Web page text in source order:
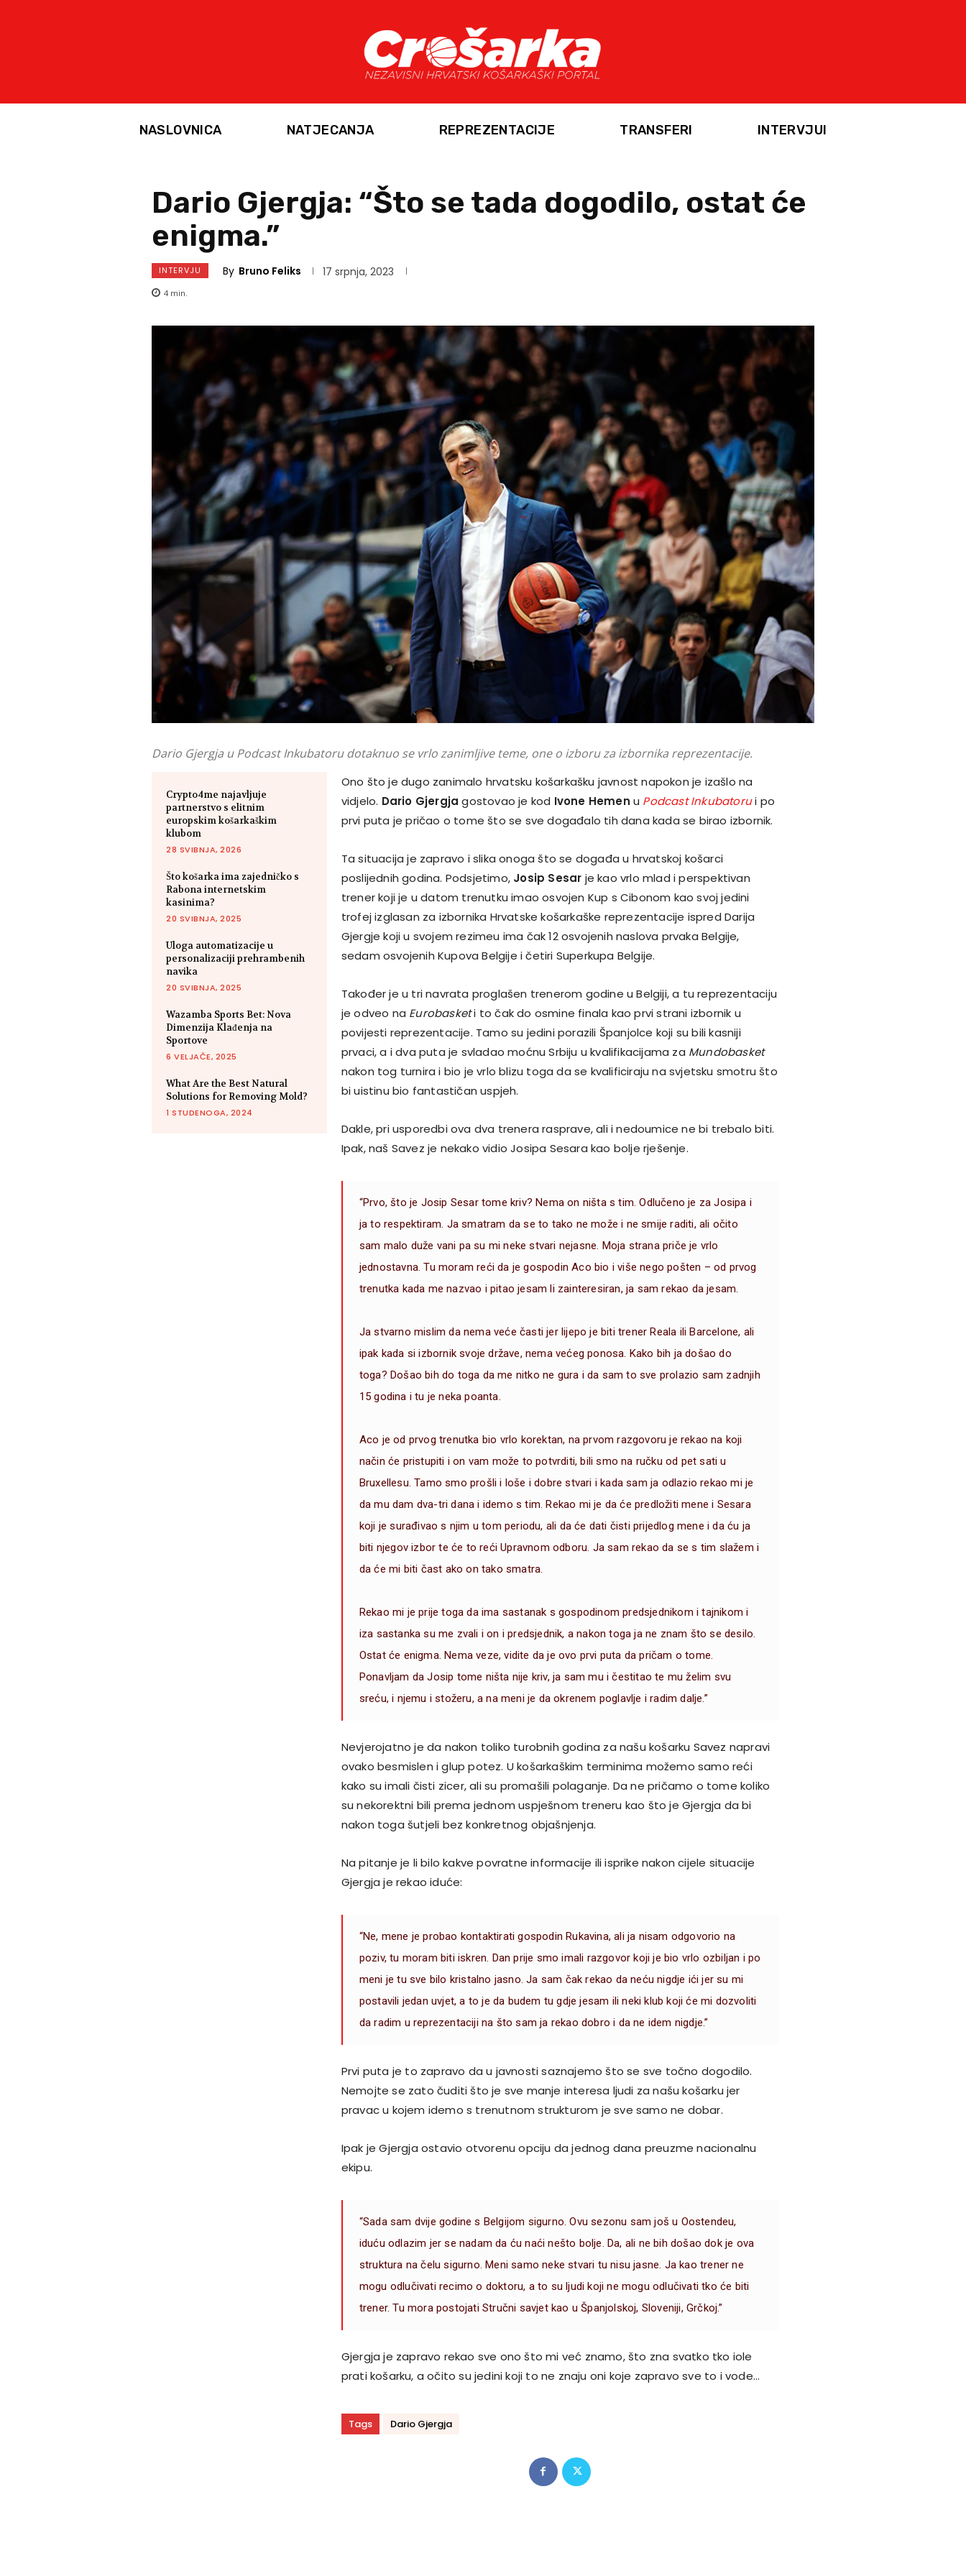
NASLOVNICA NATJECANJA REPREZENTACIJE TRANSFERI INTERVJUI
Dario Gjergja: “Što se tada dogodilo, ostat će
enigma.”
INTERVJU By Bruno Feliks 17 srpnja, 2023
4 min.
Dario Gjergja u Podcast Inkubatoru dotaknuo se vrlo zanimljive teme, one o izboru za izbornika reprezentacije.
Crypto4me najavljuje
partnerstvo s elitnim
europskim košarkaškim
klubom
28 SVIBNJA, 2026
Što košarka ima zajedničko s
Rabona internetskim
kasinima?
20 SVIBNJA, 2025
Uloga automatizacije u
personalizaciji prehrambenih
navika
20 SVIBNJA, 2025
Wazamba Sports Bet: Nova
Dimenzija Klađenja na
Sportove
6 VELJAČE, 2025
What Are the Best Natural
Solutions for Removing Mold?
1 STUDENOGA, 2024
Ono što je dugo zanimalo hrvatsku košarkašku javnost napokon je izašlo na
vidjelo. Dario Gjergja gostovao je kod Ivone Hemen u Podcast Inkubatorui po
prvi puta je pričao o tome što se sve događalo tih dana kada se birao izbornik.
Ta situacija je zapravo i slika onoga što se događa u hrvatskoj košarci
poslijednih godina. Podsjetimo, Josip Sesar je kao vrlo mlad i perspektivan
trener koji je u datom trenutku imao osvojen Kup s Cibonom kao svoj jedini
trofej izglasan za izbornika Hrvatske košarkaške reprezentacije ispred Darija
Gjergje koji u svojem rezimeu ima čak 12 osvojenih naslova prvaka Belgije,
sedam osvojenih Kupova Belgije i četiri Superkupa Belgije.
Također je u tri navrata proglašen trenerom godine u Belgiji, a tu reprezentaciju
je odveo na Eurobasketi to čak do osmine finala kao prvi strani izbornik u
povijesti reprezentacije. Tamo su jedini porazili Španjolce koji su bili kasniji
prvaci, a i dva puta je svladao moćnu Srbiju u kvalifikacijama za Mundobasket
nakon tog turnira i bio je vrlo blizu toga da se kvalificiraju na svjetsku smotru što
bi uistinu bio fantastičan uspjeh.
Dakle, pri usporedbi ova dva trenera rasprave, ali i nedoumice ne bi trebalo biti.
Ipak, naš Savez je nekako vidio Josipa Sesara kao bolje rješenje.
“Prvo, što je Josip Sesar tome kriv? Nema on ništa s tim. Odlučeno je za Josipa i
ja to respektiram. Ja smatram da se to tako ne može i ne smije raditi, ali očito
sam malo duže vani pa su mi neke stvari nejasne. Moja strana priče je vrlo
jednostavna. Tu moram reći da je gospodin Aco bio i više nego pošten – od prvog
trenutka kada me nazvao i pitao jesam li zainteresiran, ja sam rekao da jesam.
Ja stvarno mislim da nema veće časti jer lijepo je biti trener Reala ili Barcelone, ali
ipak kada si izbornik svoje države, nema većeg ponosa. Kako bih ja došao do
toga? Došao bih do toga da me nitko ne gura i da sam to sve prolazio sam zadnjih
15 godina i tu je neka poanta.
Aco je od prvog trenutka bio vrlo korektan, na prvom razgovoru je rekao na koji
način će pristupiti i on vam može to potvrditi, bili smo na ručku od pet sati u
Bruxellesu. Tamo smo prošli i loše i dobre stvari i kada sam ja odlazio rekao mi je
da mu dam dva-tri dana i idemo s tim. Rekao mi je da će predložiti mene i Sesara
koji je surađivao s njim u tom periodu, ali da će dati čisti prijedlog mene i da ću ja
biti njegov izbor te će to reći Upravnom odboru. Ja sam rekao da se s tim slažem i
da će mi biti čast ako on tako smatra.
Rekao mi je prije toga da ima sastanak s gospodinom predsjednikom i tajnikom i
iza sastanka su me zvali i on i predsjednik, a nakon toga ja ne znam što se desilo.
Ostat će enigma. Nema veze, vidite da je ovo prvi puta da pričam o tome.
Ponavljam da Josip tome ništa nije kriv, ja sam mu i čestitao te mu želim svu
sreću, i njemu i stožeru, a na meni je da okrenem poglavlje i radim dalje.”
Nevjerojatno je da nakon toliko turobnih godina za našu košarku Savez napravi
ovako besmislen i glup potez. U košarkaškim terminima možemo samo reći
kako su imali čisti zicer, ali su promašili polaganje. Da ne pričamo o tome koliko
su nekorektni bili prema jednom uspješnom treneru kao što je Gjergja da bi
nakon toga šutjeli bez konkretnog objašnjenja.
Na pitanje je li bilo kakve povratne informacije ili isprike nakon cijele situacije
Gjergja je rekao iduće:
“Ne, mene je probao kontaktirati gospodin Rukavina, ali ja nisam odgovorio na
poziv, tu moram biti iskren. Dan prije smo imali razgovor koji je bio vrlo ozbiljan i po
meni je tu sve bilo kristalno jasno. Ja sam čak rekao da neću nigdje ići jer su mi
postavili jedan uvjet, a to je da budem tu gdje jesam ili neki klub koji će mi dozvoliti
da radim u reprezentaciji na što sam ja rekao dobro i da ne idem nigdje.”
Prvi puta je to zapravo da u javnosti saznajemo što se sve točno dogodilo.
Nemojte se zato čuditi što je sve manje interesa ljudi za našu košarku jer
pravac u kojem idemo s trenutnom strukturom je sve samo ne dobar.
Ipak je Gjergja ostavio otvorenu opciju da jednog dana preuzme nacionalnu
ekipu.
“Sada sam dvije godine s Belgijom sigurno. Ovu sezonu sam još u Oostendeu,
iduću odlazim jer se nadam da ću naći nešto bolje. Da, ali ne bih došao dok je ova
struktura na čelu sigurno. Meni samo neke stvari tu nisu jasne. Ja kao trener ne
mogu odlučivati recimo o doktoru, a to su ljudi koji ne mogu odlučivati tko će biti
trener. Tu mora postojati Stručni savjet kao u Španjolskoj, Sloveniji, Grčkoj.”
Gjergja je zapravo rekao sve ono što mi već znamo, što zna svatko tko iole
prati košarku, a očito su jedini koji to ne znaju oni koje zapravo sve to i vode…
Tags Dario Gjergja